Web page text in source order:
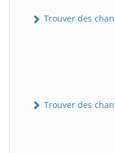
Trouver des
Trouver des